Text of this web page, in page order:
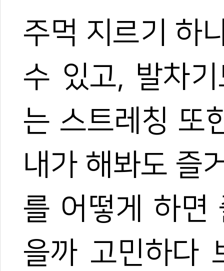
주먹 지르기 하
수 있고, 발차
는 스트레칭 또
내가 해봐도 즐
를 어떻게 하면
을까 고민하다